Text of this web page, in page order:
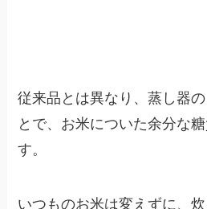
従来品とは異なり、蒸し器
とで、お米についた余分な
す。
いつものお米は変えずに、